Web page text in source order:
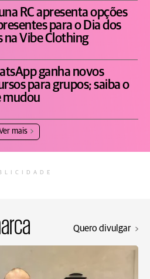
RC apresenta opções
para o Dia dos
na Vibe Clothing
ganha novos
para grupos; saiba o
mudou
mais
Quero divulgar